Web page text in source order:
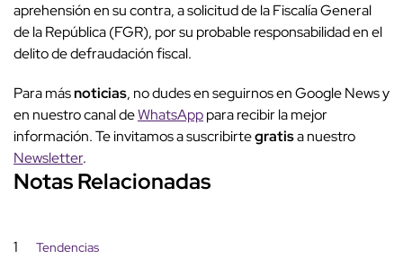
aprehensión en su contra, a solicitud de la Fiscalía General
de la República (FGR), por su probable responsabilidad en el
delito de defraudación fiscal.
Para másnoticias, no dudes en seguirnos en Google News y
en nuestro canal deWhatsApppara recibir la mejor
información. Te invitamos a suscribirtegratisa nuestro
Newsletter.
Notas Relacionadas
1 Tendencias